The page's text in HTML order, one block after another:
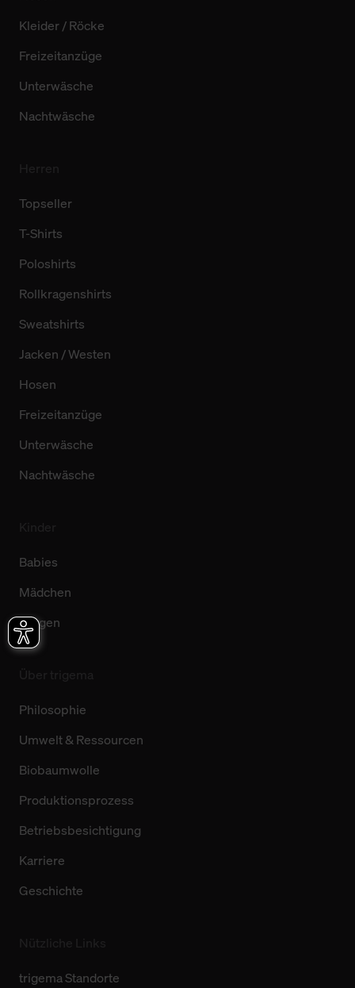
Kleider / Röcke
Freizeitanzüge
Unterwäsche
Nachtwäsche
Topseller
T-Shirts
Poloshirts
Rollkragenshirts
Sweatshirts
Jacken / Westen
Hosen
Freizeitanzüge
Unterwäsche
Nachtwäsche
Babies
Mädchen
Jungen
Philosophie
Umwelt & Ressourcen
Biobaumwolle
Produktionsprozess
Betriebsbesichtigung
Karriere
Geschichte
trigema Standorte